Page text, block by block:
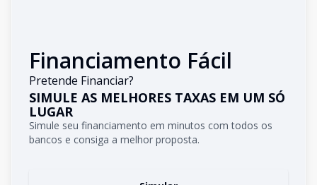
Financiamento Fácil
Pretende Financiar?
SIMULE AS MELHORES TAXAS EM UM SÓ
LUGAR
Simule seu financiamento em minutos com todos os
bancos e consiga a melhor proposta.